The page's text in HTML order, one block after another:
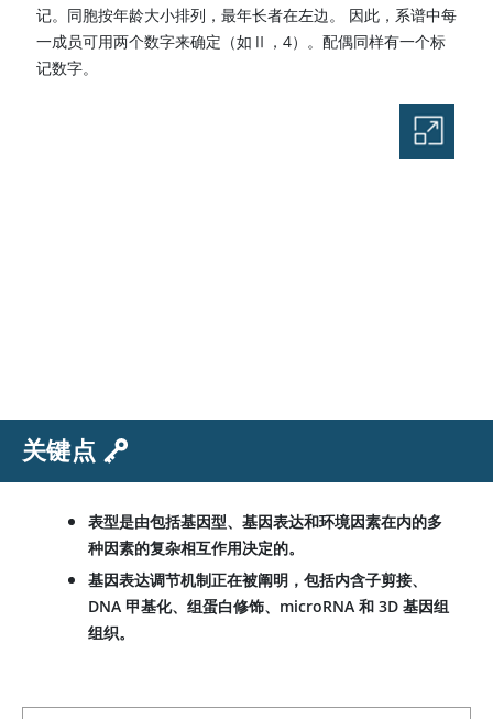
记。同胞按年龄大小排列，最年长者在左边。 因此，系谱中每
一成员可用两个数字来确定（如Ⅱ，4）。配偶同样有一个标
记数字。
关键点
表型是由包括基因型、基因表达和环境因素在内的多
种因素的复杂相互作用决定的。
基因表达调节机制正在被阐明，包括内含子剪接、
DNA 甲基化、组蛋白修饰、microRNA 和 3D 基因组
组织。